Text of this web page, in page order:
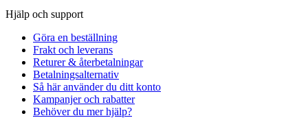
Hjälp och support
Göra en beställning
Frakt och leverans
Returer & återbetalningar
Betalningsalternativ
Så här använder du ditt konto
Kampanjer och rabatter
Behöver du mer hjälp?